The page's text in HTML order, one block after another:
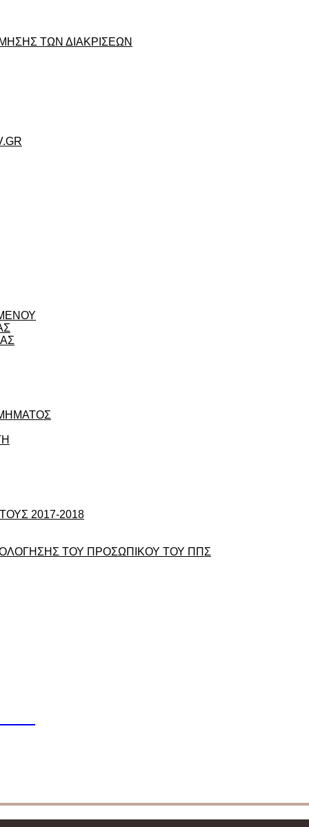
ΤΩΝ ΔΙΑΚΡΙΣΕΩΝ
2017-2018
ΤΟΥ ΠΡΟΣΩΠΙΚΟΥ ΤΟΥ ΠΠΣ